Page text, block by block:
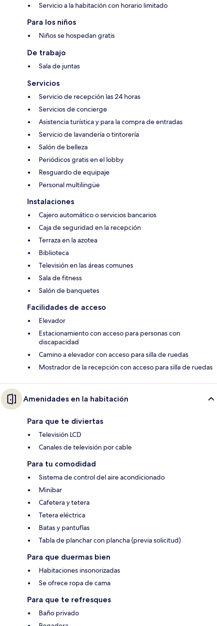
Servicio a la habitación con horario limitado
Para los niños
Niños se hospedan gratis
De trabajo
Sala de juntas
Servicios
Servicio de recepción las 24 horas
Servicios de concierge
Asistencia turística y para la compra de entradas
Servicio de lavandería o tintorería
Salón de belleza
Periódicos gratis en el lobby
Resguardo de equipaje
Personal multilingüe
Instalaciones
Cajero automático o servicios bancarios
Caja de seguridad en la recepción
Terraza en la azotea
Biblioteca
Televisión en las áreas comunes
Sala de fitness
Salón de banquetes
Facilidades de acceso
Elevador
Estacionamiento con acceso para personas con
discapacidad
Camino a elevador con acceso para silla de ruedas
Mostrador de la recepción con acceso para silla de ruedas
Amenidades en la habitación
Para que te diviertas
Televisión LCD
Canales de televisión por cable
Para tu comodidad
Sistema de control del aire acondicionado
Minibar
Cafetera y tetera
Tetera eléctrica
Batas y pantuflas
Tabla de planchar con plancha (previa solicitud)
Para que duermas bien
Habitaciones insonorizadas
Se ofrece ropa de cama
Para que te refresques
Baño privado